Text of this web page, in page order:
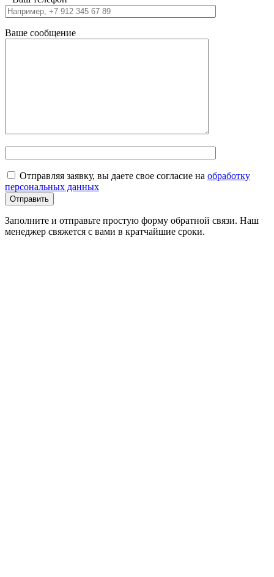
Ваше сообщение
Отправляя заявку, вы даете свое согласие на обработку
персональных данных
Заполните и отправьте простую форму обратной связи. Наш
менеджер свяжется с вами в кратчайшие сроки.